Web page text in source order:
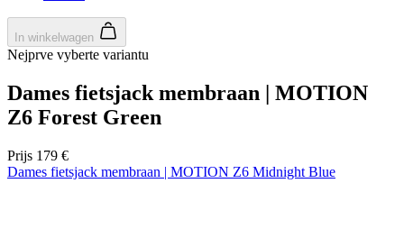
In winkelwagen
Nejprve vyberte variantu
Dames fietsjack membraan | MOTION
Z6 Forest Green
Prijs 179 €
Dames fietsjack membraan | MOTION Z6 Midnight Blue